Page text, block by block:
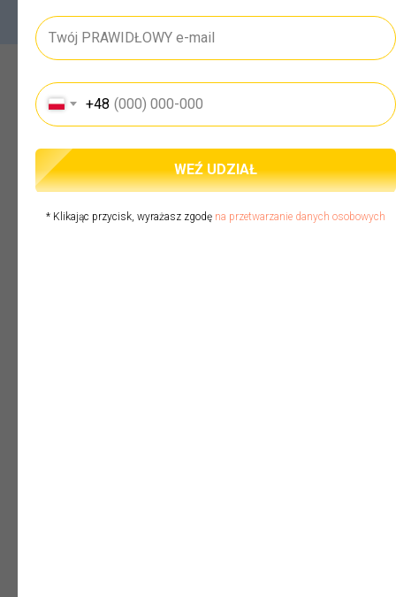
Dla kogo będzie to przydatne:
Księgowi
01
+48
WEŹ UDZIAŁ
* Klikając przycisk, wyrażasz zgodę na przetwarzanie danych osobowych